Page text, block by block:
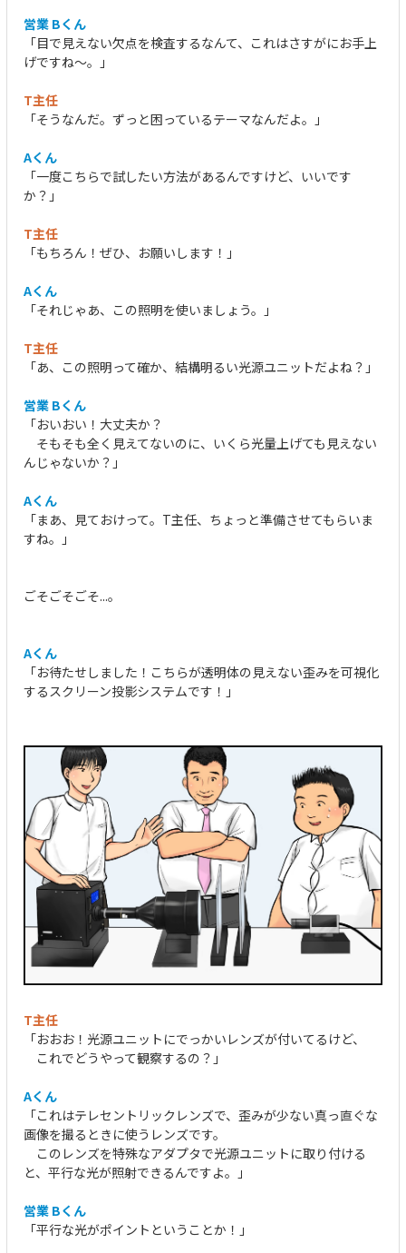
営業 Bくん
「目で見えない欠点を検査するなんて、これはさすがにお手上
げですね～。」
T主任
「そうなんだ。ずっと困っているテーマなんだよ。」
Aくん
「一度こちらで試したい方法があるんですけど、いいです
か？」
T主任
「もちろん！ぜひ、お願いします！」
Aくん
「それじゃあ、この照明を使いましょう。」
T主任
「あ、この照明って確か、結構明るい光源ユニットだよね？」
営業 Bくん
「おいおい！大丈夫か？
そもそも全く見えてないのに、いくら光量上げても見えない
んじゃないか？」
Aくん
「まあ、見ておけって。T主任、ちょっと準備させてもらいま
すね。」
ごそごそごそ...。
Aくん
「お待たせしました！こちらが透明体の見えない歪みを可視化
するスクリーン投影システムです！」
T主任
「おおお！光源ユニットにでっかいレンズが付いてるけど、
これでどうやって観察するの？」
Aくん
「これはテレセントリックレンズで、歪みが少ない真っ直ぐな
画像を撮るときに使うレンズです。
このレンズを特殊なアダプタで光源ユニットに取り付ける
と、平行な光が照射できるんですよ。」
営業 Bくん
「平行な光がポイントということか！」